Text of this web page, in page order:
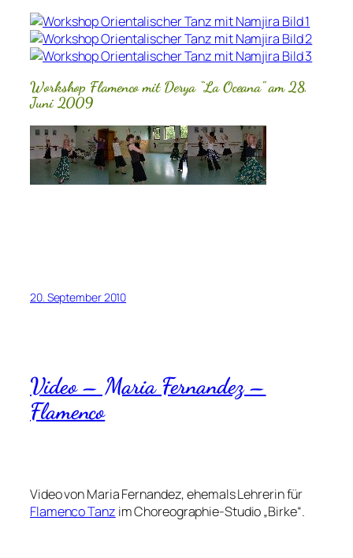
Workshop Flamenco mit Derya “La Oceana” am 28.
Juni 2009
20. September 2010
Video – Maria Fernandez –
Flamenco
Video von Maria Fernandez, ehemals Lehrerin für
Flamenco Tanz im Choreographie-Studio „Birke“.